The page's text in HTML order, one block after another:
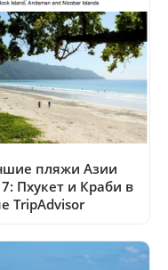
пляжи Азии
Пхукет и Краби в
TripAdvisor